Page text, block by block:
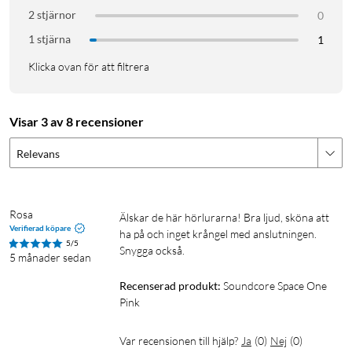
jämnt och gör det bekvämt att använda hörlurarna under lång
2x kraftigare röstisolering
blockera medel- till högfrekventa ljud.
Reducerar ljud med upp till 98 %2
externa ljud och ljudläckage, och hörlurarna kalibreras
automatiskt för att ge optimal brusreducering. Undvik
oönskade störningar, oavsett om du är på ett bullrigt tåg, ett
2 stjärnor
0
1 stjärna
1
Klicka ovan för att filtrera
Visar 3 av 8 recensioner
Relevans
Rosa
Verifierad köpare
5/5
5 månader sedan
Älskar de här hörlurarna! Bra ljud, sköna att
ha på och inget krångel med anslutningen.
Snygga också.
Recenserad produkt: Soundcore Space One
Pink
Var recensionen till hjälp? Ja (0) Nej (0)